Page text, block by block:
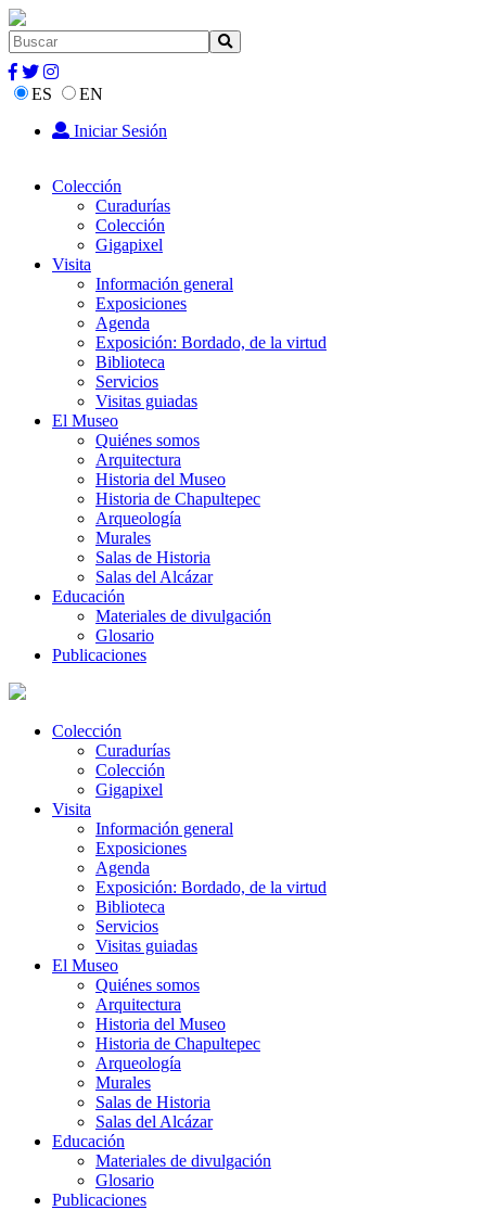
ES
EN
Iniciar Sesión
Colección
Curadurías
Colección
Gigapixel
Visita
Información general
Exposiciones
Agenda
Exposición: Bordado, de la virtud
Biblioteca
Servicios
Visitas guiadas
El Museo
Quiénes somos
Arquitectura
Historia del Museo
Historia de Chapultepec
Arqueología
Murales
Salas de Historia
Salas del Alcázar
Educación
Materiales de divulgación
Glosario
Publicaciones
Colección
Curadurías
Colección
Gigapixel
Visita
Información general
Exposiciones
Agenda
Exposición: Bordado, de la virtud
Biblioteca
Servicios
Visitas guiadas
El Museo
Quiénes somos
Arquitectura
Historia del Museo
Historia de Chapultepec
Arqueología
Murales
Salas de Historia
Salas del Alcázar
Educación
Materiales de divulgación
Glosario
Publicaciones